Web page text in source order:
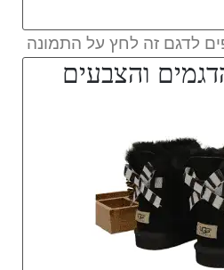
לדגם זה לחץ על התמונה